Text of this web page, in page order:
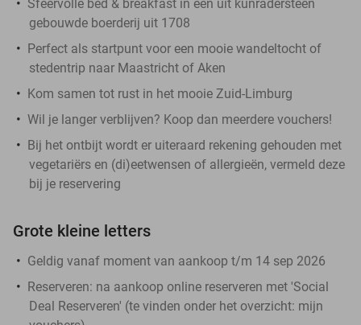
Sfeervolle bed & breakfast in een uit kunradersteen
gebouwde boerderij uit 1708
Perfect als startpunt voor een mooie wandeltocht of
stedentrip naar Maastricht of Aken
Kom samen tot rust in het mooie Zuid-Limburg
Wil je langer verblijven? Koop dan meerdere vouchers!
Bij het ontbijt wordt er uiteraard rekening gehouden met
vegetariërs en (di)eetwensen of allergieën, vermeld deze
bij je reservering
Grote kleine letters
Geldig vanaf moment van aankoop t/m 14 sep 2026
Reserveren: na aankoop online reserveren met 'Social
Deal Reserveren' (te vinden onder het overzicht: mijn